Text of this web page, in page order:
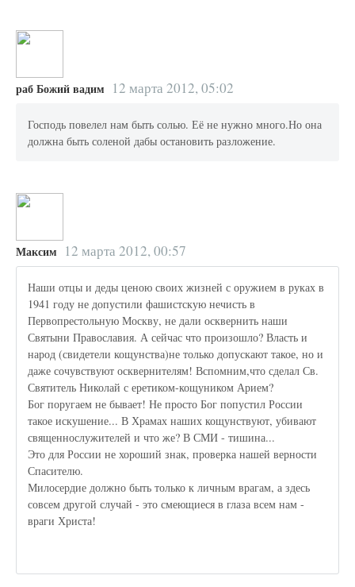
раб Божий вадим 12 марта 2012, 05:02
Господь повелел нам быть солью. Её не нужно много.Но она
должна быть соленой дабы остановить разложение.
Максим 12 марта 2012, 00:57
Наши отцы и деды ценою своих жизней с оружием в руках в
1941 году не допустили фашистскую нечисть в
Первопрестольную Москву, не дали осквернить наши
Святыни Православия. А сейчас что произошло? Власть и
народ (свидетели кощунства)не только допускают такое, но и
даже сочувствуют осквернителям! Вспомним,что сделал Св.
Святитель Николай с еретиком-кощуником Арием?
Бог поругаем не бывает! Не просто Бог попустил России
такое искушение... В Храмах наших кощунствуют, убивают
священнослужителей и что же? В СМИ - тишина...
Это для России не хороший знак, проверка нашей верности
Спасителю.
Милосердие должно быть только к личным врагам, а здесь
совсем другой случай - это смеющиеся в глаза всем нам -
враги Христа!